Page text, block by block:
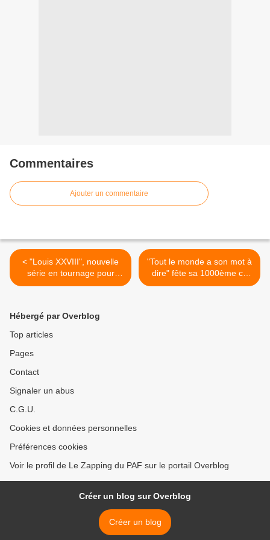
Commentaires
Ajouter un commentaire
< "Louis XXVIII", nouvelle
série en tournage pour
France.tv Slash
"Tout le monde a son mot à
dire" fête sa 1000ème ce
mercredi à 18h sur France
Hébergé par Overblog
Top articles
Pages
Contact
Signaler un abus
C.G.U.
Cookies et données personnelles
Préférences cookies
Voir le profil de Le Zapping du PAF sur le portail Overblog
Créer un blog sur Overblog
Créer un blog